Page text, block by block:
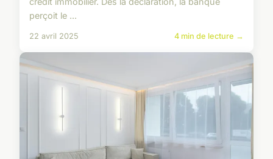
perçoit le ...
22 avril 2025 4 min de lecture →